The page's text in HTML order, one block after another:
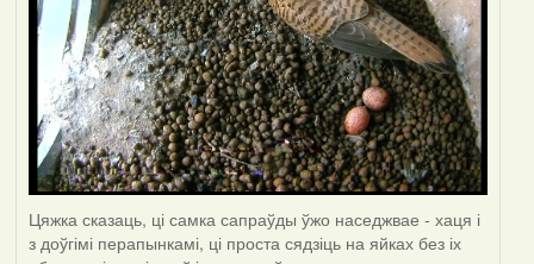
Цяжка сказаць, ці самка сапраўды ўжо наседжвае - хаця і
з доўгімі перапынкамі, ці проста сядзіць на яйках без іх